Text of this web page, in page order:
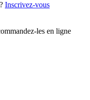
Inscrivez-vous
les en ligne